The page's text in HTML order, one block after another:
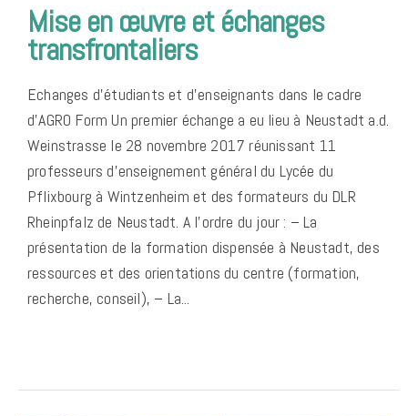
Mise en œuvre et échanges
transfrontaliers
Echanges d’étudiants et d’enseignants dans le cadre
d’AGRO Form Un premier échange a eu lieu à Neustadt a.d.
Weinstrasse le 28 novembre 2017 réunissant 11
professeurs d’enseignement général du Lycée du
Pflixbourg à Wintzenheim et des formateurs du DLR
Rheinpfalz de Neustadt. A l’ordre du jour : – La
présentation de la formation dispensée à Neustadt, des
ressources et des orientations du centre (formation,
recherche, conseil), – La...